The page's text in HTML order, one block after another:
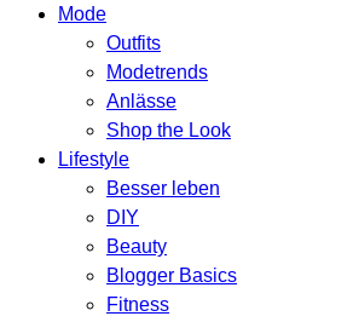
Mode
Outfits
Modetrends
Anlässe
Shop the Look
Lifestyle
Besser leben
DIY
Beauty
Blogger Basics
Fitness